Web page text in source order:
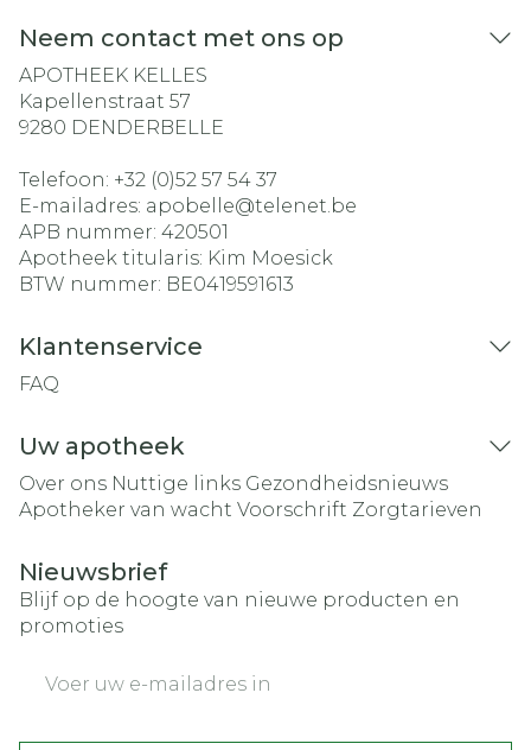
Neem contact met ons op
APOTHEEK KELLES
Kapellenstraat 57
9280 DENDERBELLE
Telefoon: +32 (0)52 57 54 37
E-mailadres: apobelle@telenet.be
APB nummer: 420501
Apotheek titularis: Kim Moesick
BTW nummer: BE0419591613
Klantenservice
FAQ
Uw apotheek
Over ons Nuttige links Gezondheidsnieuws
Apotheker van wacht Voorschrift Zorgtarieven
Nieuwsbrief
Blijf op de hoogte van nieuwe producten en
promoties